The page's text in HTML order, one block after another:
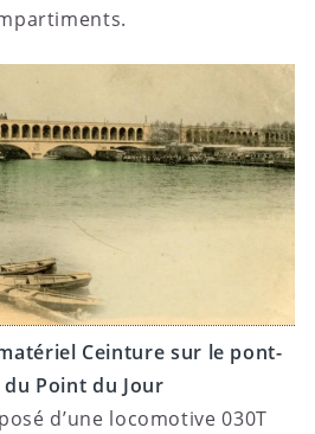
Ceinture sur le pont-
Point du Jour
d’une locomotive 030T